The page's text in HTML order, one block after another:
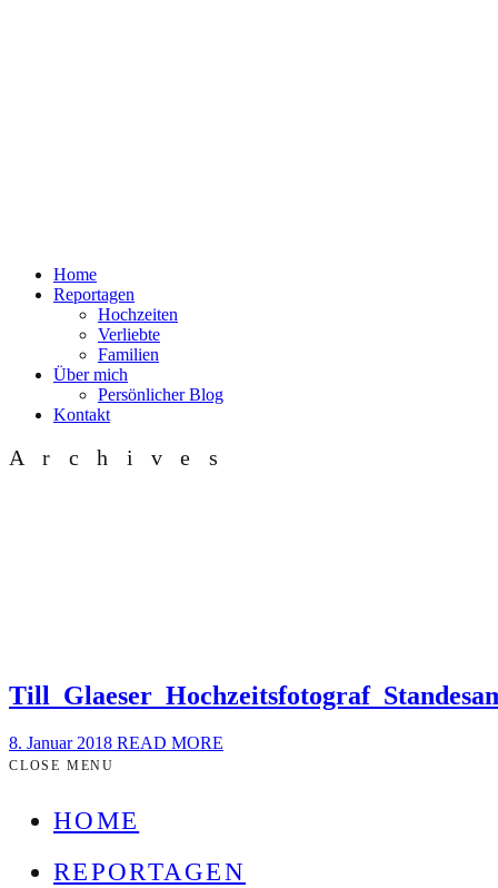
Home
Reportagen
Hochzeiten
Verliebte
Familien
Über mich
Persönlicher Blog
Kontakt
Archives
8. Januar 2018 READ MORE
CLOSE MENU
HOME
REPORTAGEN